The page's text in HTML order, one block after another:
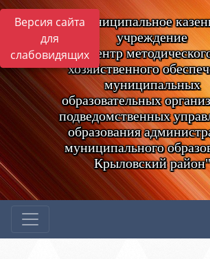
Версия сайта
для
слабовидящих
Муниципальное
учреждение
"Центр
хозяйственного
муниципальных
образовательных
подведомственных
образования
муниципального
Крыловский район"